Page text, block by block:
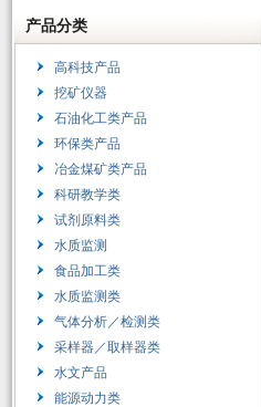
产品分类
高科技产品
挖矿仪器
石油化工类产品
环保类产品
冶金煤矿类产品
科研教学类
试剂原料类
水质监测
食品加工类
水质监测类
气体分析／检测类
采样器／取样器类
水文产品
能源动力类